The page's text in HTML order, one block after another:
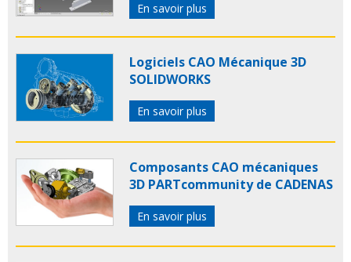
En savoir plus
Logiciels CAO Mécanique 3D
SOLIDWORKS
En savoir plus
Composants CAO mécaniques
3D PARTcommunity de CADENAS
En savoir plus